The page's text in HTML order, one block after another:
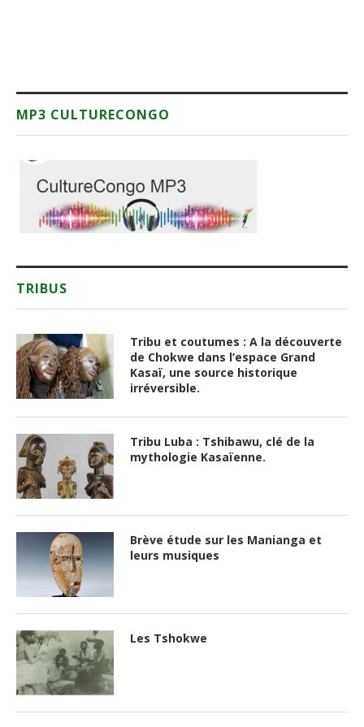
MP3 CULTURECONGO
TRIBUS
Tribu et coutumes : A la découverte
de Chokwe dans l’espace Grand
Kasaï, une source historique
irréversible.
Tribu Luba : Tshibawu, clé de la
mythologie Kasaïenne.
Brève étude sur les Manianga et
leurs musiques
Les Tshokwe